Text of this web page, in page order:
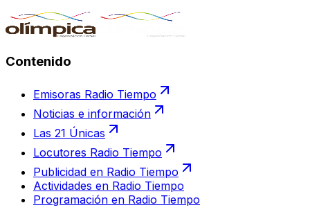
Contenido
Emisoras Radio Tiempo
Noticias e información
Las 21 Únicas
Locutores Radio Tiempo
Publicidad en Radio Tiempo
Actividades en Radio Tiempo
Programación en Radio Tiempo